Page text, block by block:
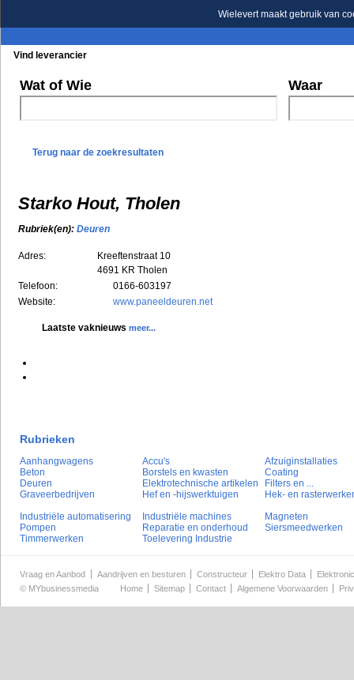
Wielevert maakt gebruik van
Vind leverancier
Wat of Wie Waar
Terug naar de zoekresultaten
Starko Hout, Tholen
Rubriek(en): Deuren
Adres:
Kreeftenstraat 10
4691 KR Tholen
Telefoon:
0166-603197
Website:
www.paneeldeuren.net
Laatste vaknieuws meer...
Rubrieken
Aanhangwagens Accu's
Afzuiginstallaties
Beton
Borstels en kwasten
Coating
Deuren
Elektrotechnische artikelen
Filters en ...
Graveerbedrijven
Hef en -hijswerktuigen
Hek- en
Industriële automatisering
Industriële machines
Magneten
Pompen
Reparatie en onderhoud
Siersmeedwerken
Timmerwerken
Toelevering Industrie
Vraag en Aanbod Aandrijven en besturen Constructeur Elektro Data
© MYbusinessmedia Home Sitemap Contact Algemene Voorwaarden